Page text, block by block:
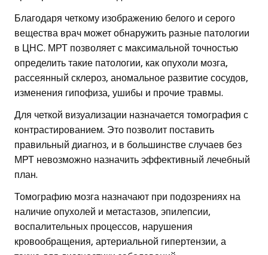
Благодаря четкому изображению белого и серого
вещества врач может обнаружить разные патологии
в ЦНС. МРТ позволяет с максимальной точностью
определить такие патологии, как опухоли мозга,
рассеянный склероз, аномальное развитие сосудов,
изменения гипофиза, ушибы и прочие травмы.
Для четкой визуализации назначается томография с
контрастированием. Это позволит поставить
правильный диагноз, и в большинстве случаев без
МРТ невозможно назначить эффективный лечебный
план.
Томографию мозга назначают при подозрениях на
наличие опухолей и метастазов, эпилепсии,
воспалительных процессов, нарушения
кровообращения, артериальной гипертензии, а